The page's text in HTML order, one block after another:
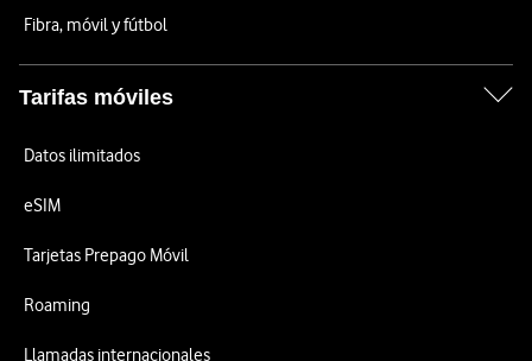
Fibra, móvil y fútbol
Tarifas móviles
Datos ilimitados
eSIM
Tarjetas Prepago Móvil
Roaming
Llamadas internacionales